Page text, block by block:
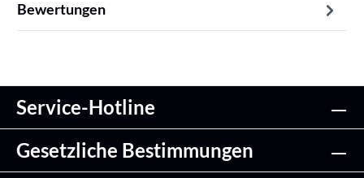
Bewertungen
Service-Hotline
Gesetzliche Bestimmungen